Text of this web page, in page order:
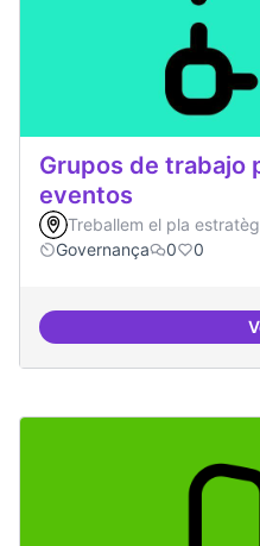
Grupos de trabajo
eventos
Treballem el pla
Governança
0 0